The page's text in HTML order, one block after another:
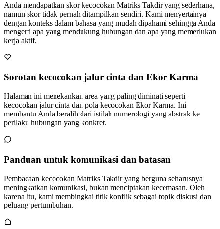
Anda mendapatkan skor kecocokan Matriks Takdir yang sederhana,
namun skor tidak pernah ditampilkan sendiri. Kami menyertainya
dengan konteks dalam bahasa yang mudah dipahami sehingga Anda
mengerti apa yang mendukung hubungan dan apa yang memerlukan
kerja aktif.
Sorotan kecocokan jalur cinta dan Ekor Karma
Halaman ini menekankan area yang paling diminati seperti
kecocokan jalur cinta dan pola kecocokan Ekor Karma. Ini
membantu Anda beralih dari istilah numerologi yang abstrak ke
perilaku hubungan yang konkret.
Panduan untuk komunikasi dan batasan
Pembacaan kecocokan Matriks Takdir yang berguna seharusnya
meningkatkan komunikasi, bukan menciptakan kecemasan. Oleh
karena itu, kami membingkai titik konflik sebagai topik diskusi dan
peluang pertumbuhan.